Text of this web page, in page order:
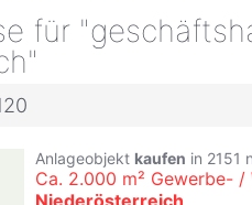
für
Anlageobjekt kaufen in 2151
Ca. 2.000 m² Gewerbe-
Niederösterreich